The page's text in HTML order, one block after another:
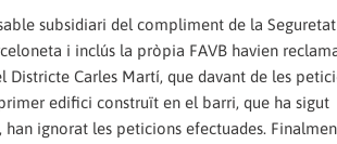
subsidiari del compliment de la
i inclús la pròpia FAVB havien
Carles Martí, que davant de les
edifici construït en el barri, que ha sigut
ignorat les peticions efectuades.